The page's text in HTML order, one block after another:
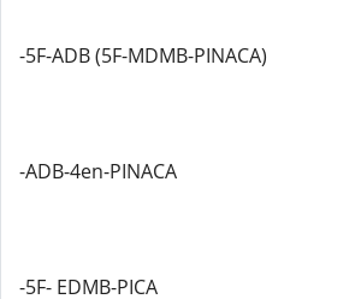
-5F-ADB (5F-MDMB-PINACA)
-ADB-4en-PINACA
-5F- EDMB-PICA